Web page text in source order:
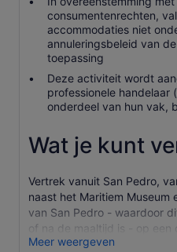
consumentenrechten,
accommodaties niet
annuleringsbeleid van
toepassing
Deze activiteit wordt
professionele handelaar
onderdeel van hun vak,
Wat je kunt
Vertrek vanuit San Pedro,
naast het Maritiem Museum
van San Pedro - waardoor
of na de maaltijd is - op
avontuur waar de
Meer weergeven